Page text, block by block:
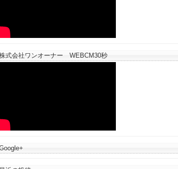
式会社ワンオーナー WEBCM30秒